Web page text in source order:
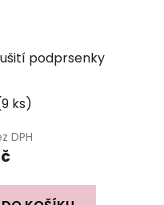
podprsenky
ks)
DPH